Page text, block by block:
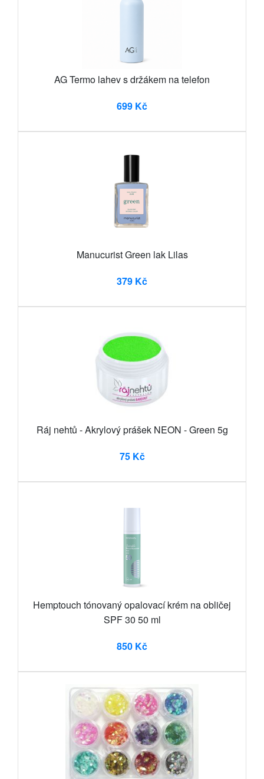
AG Termo lahev s držákem na telefon
699 Kč
Manucurist Green lak Lilas
379 Kč
Ráj nehtů - Akrylový prášek NEON - Green 5g
75 Kč
Hemptouch tónovaný opalovací krém na obličej
SPF 30 50 ml
850 Kč